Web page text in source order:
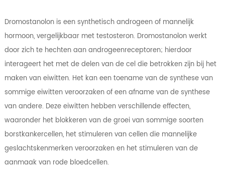
Dromostanolon is een synthetisch androgeen of mannelijk
hormoon, vergelijkbaar met testosteron. Dromostanolon werkt
door zich te hechten aan androgeenreceptoren; hierdoor
interageert het met de delen van de cel die betrokken zijn bij het
maken van eiwitten. Het kan een toename van de synthese van
sommige eiwitten veroorzaken of een afname van de synthese
van andere. Deze eiwitten hebben verschillende effecten,
waaronder het blokkeren van de groei van sommige soorten
borstkankercellen, het stimuleren van cellen die mannelijke
geslachtskenmerken veroorzaken en het stimuleren van de
aanmaak van rode bloedcellen.